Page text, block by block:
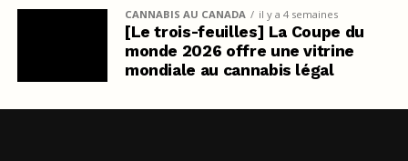
CANNABIS AU CANADA il y a 4 semaines
[Le trois-feuilles] La Coupe du
monde 2026 offre une vitrine
mondiale au cannabis légal